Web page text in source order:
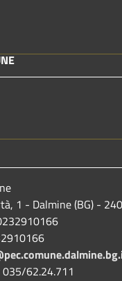
1 - Dalmine (BG) -
035/62.24.711